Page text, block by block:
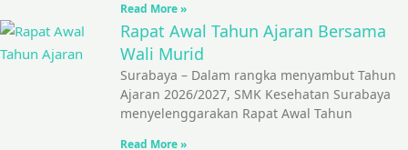
Read More »
Rapat Awal Tahun Ajaran Bersama
Wali Murid
Surabaya – Dalam rangka menyambut Tahun
Ajaran 2026/2027, SMK Kesehatan Surabaya
menyelenggarakan Rapat Awal Tahun
Read More »